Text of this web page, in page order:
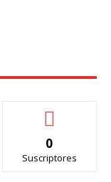
0
Suscriptores